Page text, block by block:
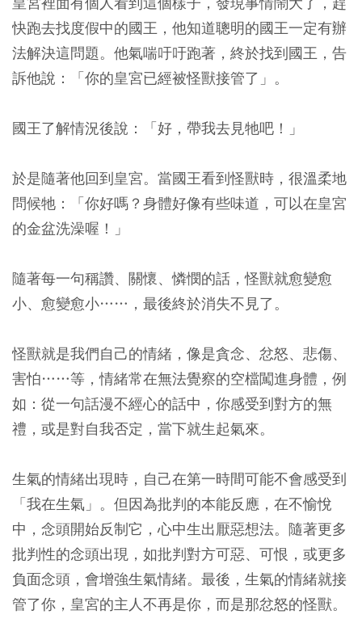
快跑去找度假中的國王，他知道聰明的國王一定有辦
法解決這問題。他氣喘吁吁跑著，終於找到國王，告
訴他說：「你的皇宮已經被怪獸接管了」。
國王了解情況後說：「好，帶我去見牠吧！」
於是隨著他回到皇宮。當國王看到怪獸時，很溫柔地
問候牠：「你好嗎？身體好像有些味道，可以在皇宮
的金盆洗澡喔！」
隨著每一句稱讚、關懷、憐憫的話，怪獸就愈變愈
小、愈變愈小……，最後終於消失不見了。
怪獸就是我們自己的情緒，像是貪念、忿怒、悲傷、
害怕……等，情緒常在無法覺察的空檔闖進身體，例
如：從一句話漫不經心的話中，你感受到對方的無
禮，或是對自我否定，當下就生起氣來。
生氣的情緒出現時，自己在第一時間可能不會感受到
「我在生氣」。但因為批判的本能反應，在不愉悅
中，念頭開始反制它，心中生出厭惡想法。隨著更多
批判性的念頭出現，如批判對方可惡、可恨，或更多
負面念頭，會增強生氣情緒。最後，生氣的情緒就接
管了你，皇宮的主人不再是你，而是那忿怒的怪獸。